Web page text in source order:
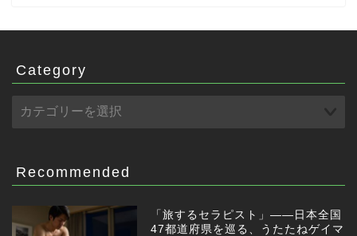
Category
Recommended
「旅するセラピスト」——日本全国
47都道府県を巡る、うたたねゲイマ